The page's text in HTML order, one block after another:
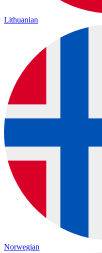
Lithuanian
Norwegian